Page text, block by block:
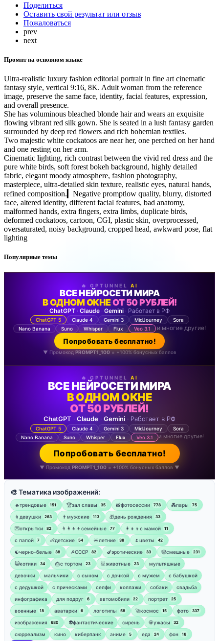
Поделиться
Оставить свой результат или отзыв
Пожаловаться
prev
next
Промпт на основном языке
Ultra-realistic luxury fashion editorial portrait in fine art cinematic
fantasy style, vertical 9:16, 8K. Adult woman from the reference
image, preserve the same face, identity, facial features, expression,
and overall presence.
She has voluminous bleached blonde hair and wears an exquisite
flowing vibrant red silk gown. She is seated in a lush fantasy garden
surrounded by deep red flowers and rich bohemian textiles.
Two majestic white cockatoos are near her, one perched on her hand
and one resting on her arm.
Cinematic lighting, rich contrast between the vivid red dress and the
pure white birds, soft forest bokeh background, highly detailed
fabric, elegant moody atmosphere, fashion photography,
masterpiece, ultra-detailed skin texture, realistic eyes, natural hands,
refined composition.▎Negative promptlow quality, blurry, distorted
face, altered identity, different facial features, bad anatomy,
malformed hands, extra fingers, extra limbs, duplicate birds,
deformed cockatoos, cartoon, CGI, plastic skin, overprocessed,
oversaturated, noisy background, cropped head, awkward pose, flat
lighting
Популярные темы
🔥 GPTUNNEL AI
ВСЕ НЕЙРОСЕТИ МИРА
В ОДНОМ ОКНЕОТ 50 РУБЛЕЙ!
ChatGPT · Claude · Gemini · Работает в РФ
ChatGPT 5 Claude 4 Gemini 3 MidJourney
Sora
Nano Banana
Suno Whisper Flux Veo 3.1 и многие другие!
Попробовать бесплатно!
▼ Промокод PROMPT1_100= +100% бонусных баллов
🔥 GPTUNNEL AI
ВСЕ НЕЙРОСЕТИ МИРА
В ОДНОМ ОКНЕ
ОТ 50 РУБЛЕЙ!
ChatGPT · Claude · Gemini · Работает в РФ
ChatGPT 5 Claude 4 Gemini 3 MidJourney
Sora
Nano Banana
Suno Whisper Flux Veo 3.1 и многие другие!
Попробовать бесплатно!
▼ Промокод PROMPT1_100 = +100% бонусных баллов ▼
🎨 Тематика изображений:
🔥трендовые 151 🏆зал славы 35 📸фотосессии 778 💑пары 75
👩девушки 263 👨мужские 113 🎁день рождения 33
💌открытки 82 👨‍👩‍👧‍👦семейные 77 👩‍👧‍👦с мамой 11
‍с папой 7 👶детские 54 ☀️летние 38 🌷цветы 42
☯︎черно-белые 38 ☭СССР 82 🍆эротические 33 🤡смешные 231
😸котики 34 🎂с тортом 23 🐷животные 23
мультяшные
девочки
мальчики с сыном с дочкой с мужем
с бабушкой
с дедушкой
с прическами селфи коллажи собаки
свадьба
инфографика
для подруг 6 автомобили 22 портрет 25
военные 18 аватарки 6 логотипы 58 🚀космос 15 фото 337
изображения 680 👽фантастические сирень 💀ужасы 32
сюрреализм кино киберпанк аниме 5 еда 24 фон 16